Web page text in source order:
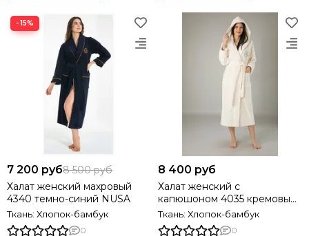
−15%
7 200 руб8 500 руб
Халат женский махровый
4340 темно-синий NUSA
Ткань: Хлопок-бамбук
0
8 400 руб
Халат женский с
капюшоном 4035 кремовый
NUSA
Ткань: Хлопок-бамбук
0